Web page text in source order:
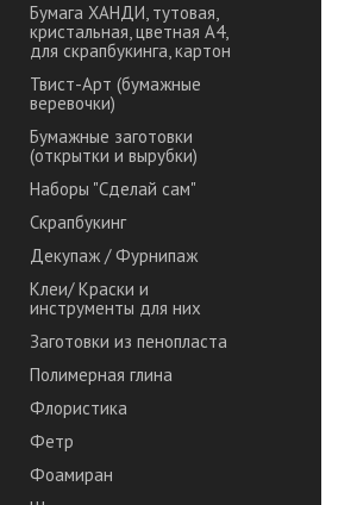
Бумага ХАНДИ, тутовая,
кристальная, цветная А4,
для скрапбукинга, картон
Твист-Арт (бумажные
веревочки)
Бумажные заготовки
(открытки и вырубки)
Наборы "Сделай сам"
Скрапбукинг
Декупаж / Фурнипаж
Клеи/ Краски и
инструменты для них
Заготовки из пенопласта
Полимерная глина
Флористика
Фетр
Фоамиран